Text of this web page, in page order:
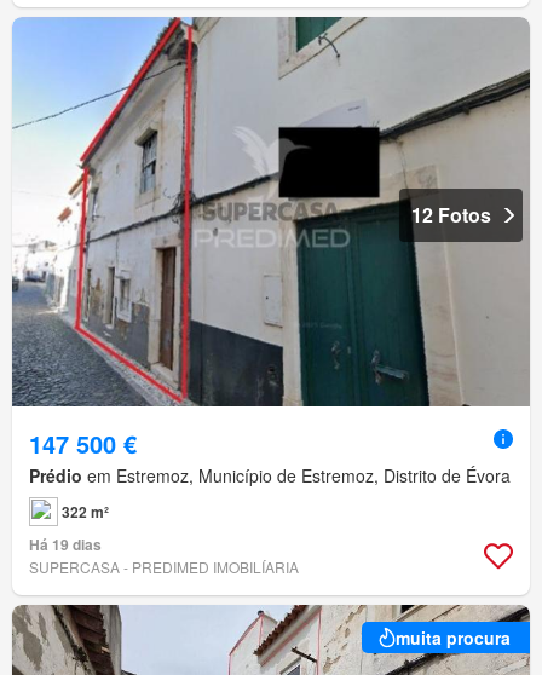
12 Fotos
147 500 €
Prédio em Estremoz, Município de Estremoz, Distrito de Évora
322 m²
Há 19 dias
SUPERCASA - PREDIMED IMOBILÍARIA
muita procura